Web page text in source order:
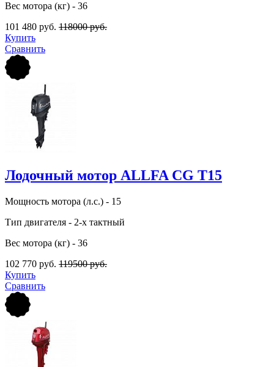
Вес мотора (кг) - 36
101 480 руб. 118000 руб.
Купить
Сравнить
Лодочный мотор ALLFA CG Т15
Мощность мотора (л.с.) - 15
Тип двигателя - 2-х тактный
Вес мотора (кг) - 36
102 770 руб. 119500 руб.
Купить
Сравнить